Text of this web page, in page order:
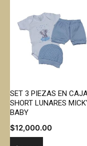
SET 3 PIEZAS EN
SHORT LUNARES
BABY
$12,000.00